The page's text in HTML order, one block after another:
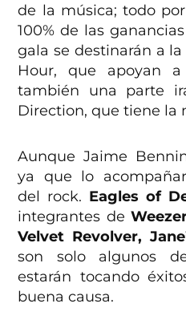
de la música; todo
100% de las
gala se destinarán a
Hour, que apoyan
también una parte
Direction, que tiene la
Aunque Jaime
ya que lo
del rock. Eagles of
integrantes de
Velvet Revolver,
son solo algunos
estarán tocando
buena causa.